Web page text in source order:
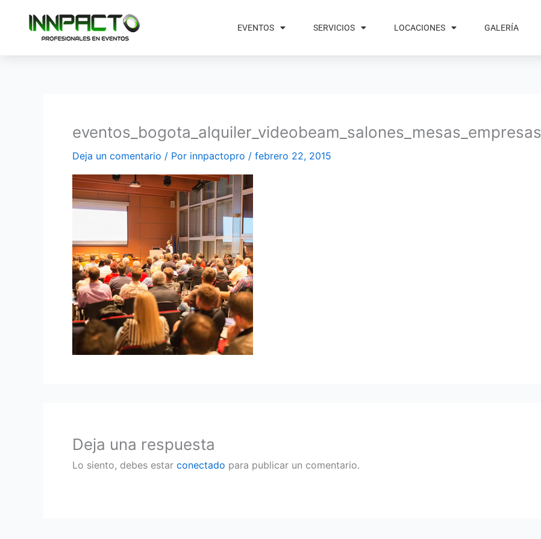
contenido
EVENTOS SERVICIOS LOCACIONES GALERÍA
eventos_bogota_alquiler_videobeam_salones_mesas_empresas
Deja un comentario / Por innpactopro / febrero 22, 2015
Deja una respuesta
Lo siento, debes estar conectado para publicar un comentario.